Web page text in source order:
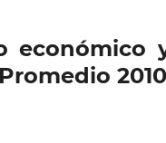
económico